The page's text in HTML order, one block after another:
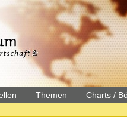
Themen Charts /